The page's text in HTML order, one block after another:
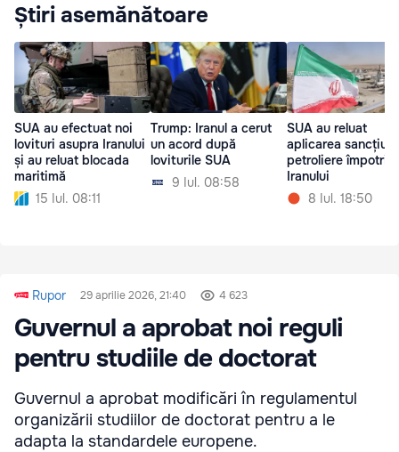
Știri asemănătoare
SUA au efectuat noi
lovituri asupra Iranului
și au reluat blocada
maritimă
15 Iul. 08:11
Trump: Iranul a cerut
un acord după
loviturile SUA
9 Iul. 08:58
SUA au reluat
aplicarea
petroliere
Iranului
8 Iul. 18:50
Rupor 29 aprilie 2026, 21:40 4 623
Guvernul a aprobat noi reguli
pentru studiile de doctorat
Guvernul a aprobat modificări în regulamentul
organizării studiilor de doctorat pentru a le
adapta la standardele europene.